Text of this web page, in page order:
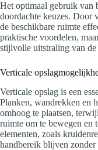
Het optimaal gebruik van
doordachte keuzes. Door
de beschikbare ruimte
praktische voordelen,
stijlvolle uitstraling van de
Verticale
Verticale opslag is een
Planken, wandrekken en
omhoog te plaatsen,
ruimte om te bewegen en
elementen, zoals
handbereik blijven